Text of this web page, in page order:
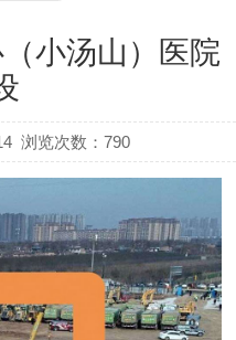
小汤山）医院
浏览次数：790